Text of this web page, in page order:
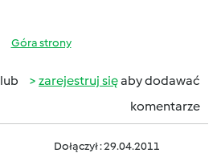
Góra strony
lub zarejestruj sięaby dodawać
komentarze
Dołączył : 29.04.2011